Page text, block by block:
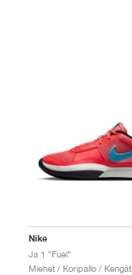
Nike
Ja 1 "Fuel"
Miehet / Koripallo / Kengät